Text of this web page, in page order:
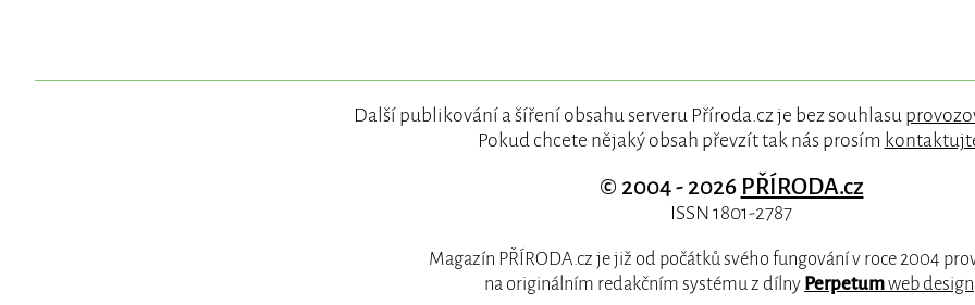
Další publikování a šíření obsahu serveru Příroda.cz je bez souhlasu
Pokud chcete nějaký obsah převzít tak nás prosím
© 2004 - 2026 PŘÍRODA.cz
ISSN 1801-2787
Magazín PŘÍRODA.cz je již od počátků svého fungování v roce 2004
na originálním redakčním systému z dílny Perpetumweb design